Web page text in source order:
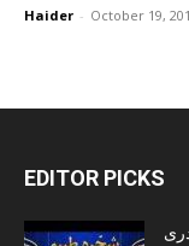
Haider - October 19,
EDITOR PICKS